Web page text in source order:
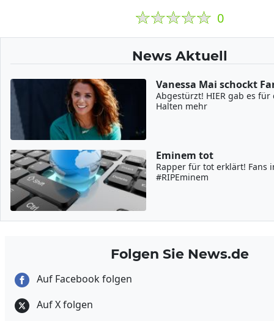
0
News Aktuell
Vanessa Mai schockt
Abgestürzt! HIER gab es
Halten mehr
Eminem tot
Rapper für tot erklärt! Fans
#RIPEminem
Folgen Sie News.de
Auf Facebook folgen
Auf X folgen